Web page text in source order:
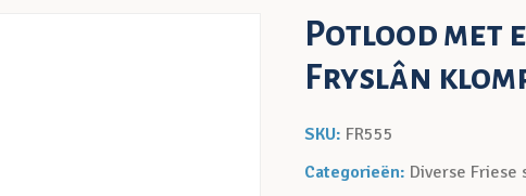
Potlood met
Fryslân
SKU: FR555
Categorieën: Diverse Friese